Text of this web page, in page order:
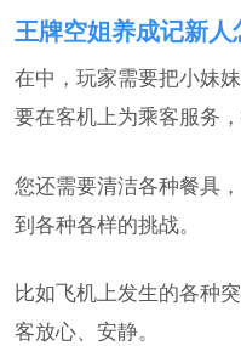
王牌空姐养成记新人
在中，玩家需要把小妹
要在客机上为乘客服务
您还需要清洁各种餐具
到各种各样的挑战。
比如飞机上发生的各种
客放心、安静。